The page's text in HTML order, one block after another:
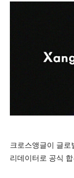
크로스앵글이 글
리데이터로 공식